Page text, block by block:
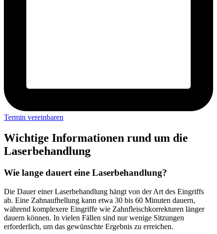
Termin vereinbaren
Wichtige Informationen rund um die
Laserbehandlung
Wie lange dauert eine Laserbehandlung?
Die Dauer einer Laserbehandlung hängt von der Art des Eingriffs
ab. Eine Zahnaufhellung kann etwa 30 bis 60 Minuten dauern,
während komplexere Eingriffe wie Zahnfleischkorrekturen länger
dauern können. In vielen Fällen sind nur wenige Sitzungen
erforderlich, um das gewünschte Ergebnis zu erreichen.